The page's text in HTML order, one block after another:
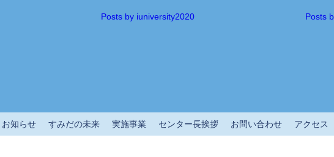
Posts by iuniversity2020 Posts
お知らせ すみだの未来 実施事業 センター長挨拶 お問い合わせ アクセス